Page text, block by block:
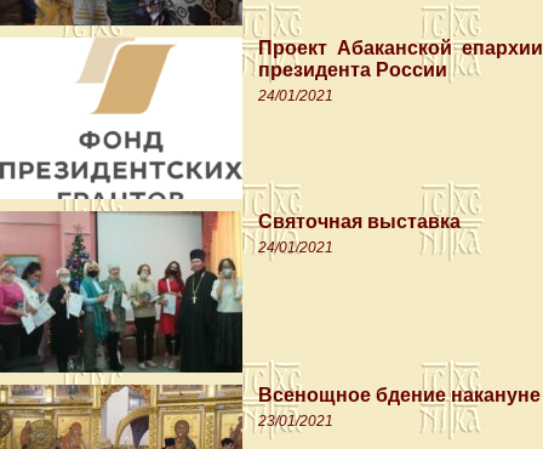
Проект Абаканской
президента России
24/01/2021
Святочная выставка
24/01/2021
Всенощное бдение
23/01/2021